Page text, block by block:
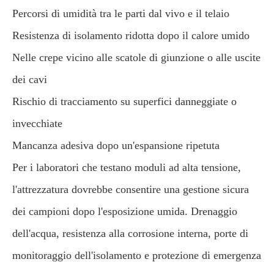
Percorsi di umidità tra le parti dal vivo e il telaio
Resistenza di isolamento ridotta dopo il calore umido
Nelle crepe vicino alle scatole di giunzione o alle uscite
dei cavi
Rischio di tracciamento su superfici danneggiate o
invecchiate
Mancanza adesiva dopo un'espansione ripetuta
Per i laboratori che testano moduli ad alta tensione,
l'attrezzatura dovrebbe consentire una gestione sicura
dei campioni dopo l'esposizione umida. Drenaggio
dell'acqua, resistenza alla corrosione interna, porte di
monitoraggio dell'isolamento e protezione di emergenza